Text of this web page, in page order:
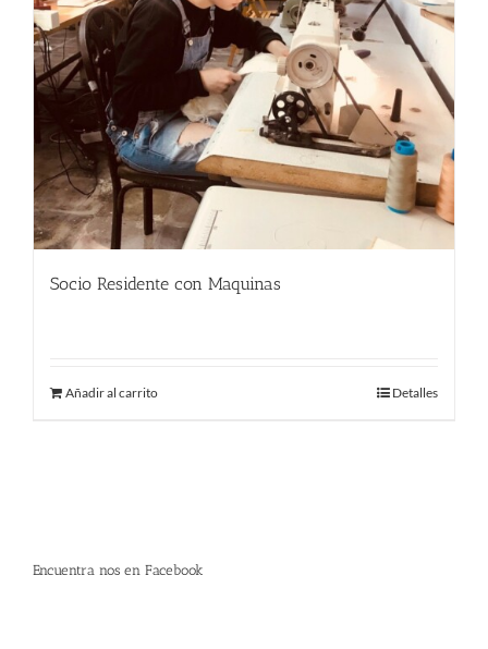
Socio Residente con Maquinas
Añadir al carrito Detalles
Encuentra nos en Facebook